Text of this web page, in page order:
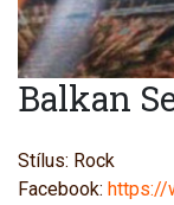
Balkan
Stílus: Rock
Facebook: https://